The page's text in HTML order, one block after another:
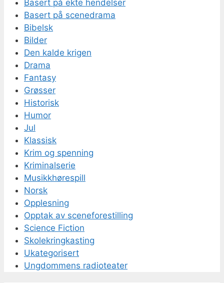
Basert på ekte hendelser
Basert på scenedrama
Bibelsk
Bilder
Den kalde krigen
Drama
Fantasy
Grøsser
Historisk
Humor
Jul
Klassisk
Krim og spenning
Kriminalserie
Musikkhørespill
Norsk
Opplesning
Opptak av sceneforestilling
Science Fiction
Skolekringkasting
Ukategorisert
Ungdommens radioteater